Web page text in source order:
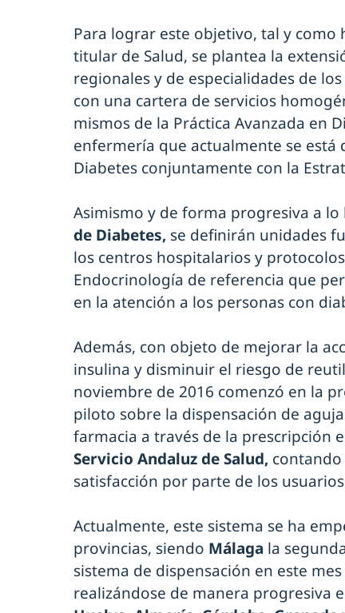
Para lograr este objetivo, tal y como
titular de Salud, se plantea la
regionales y de especialidades de
con una cartera de servicios
mismos de la Práctica Avanzada en
enfermería que actualmente se está
Diabetes conjuntamente con la
Asimismo y de forma progresiva a
de Diabetes, se definirán unidades
los centros hospitalarios y
Endocrinología de referencia que
en la atención a los personas con
Además, con objeto de mejorar la
insulina y disminuir el riesgo de
noviembre de 2016 comenzó en la
piloto sobre la dispensación de
farmacia a través de la prescripción
Servicio Andaluz de Salud,
satisfacción por parte de los
Actualmente, este sistema se ha
provincias, siendo Málaga la
sistema de dispensación en este
realizándose de manera progresiva